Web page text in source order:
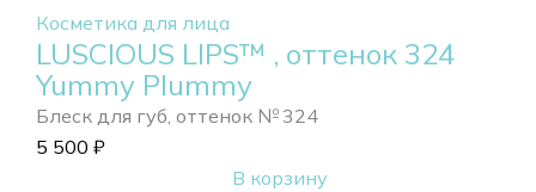
Косметика для лица
LUSCIOUS LIPS™ , оттенок 324
Yummy Plummy
Блеск для губ, оттенок № 324
5 500 ₽
В корзину